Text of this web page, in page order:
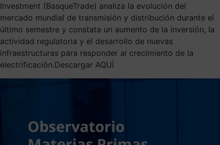
Investment (BasqueTrade) analiza la evolución del
mercado mundial de transmisión y distribución durante el
último semestre y constata un aumento de la inversión, la
actividad regulatoria y el desarrollo de nuevas
infraestructuras para responder al crecimiento de la
electrificación.Descargar AQUÍ